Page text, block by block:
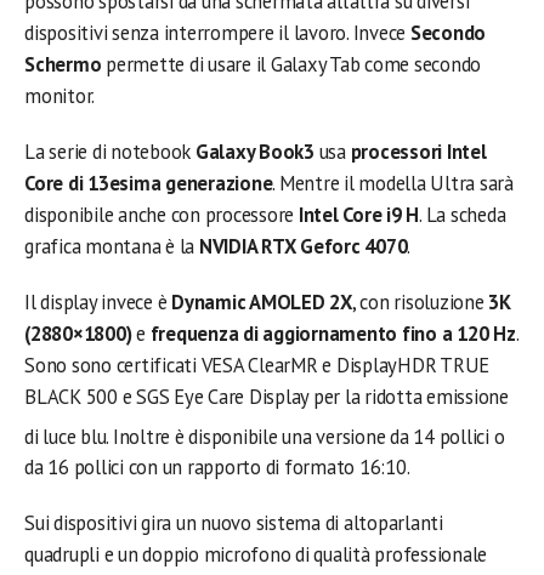
dispositivi senza interrompere il lavoro. Invece Secondo
Schermo permette di usare il Galaxy Tab come secondo
monitor.
La serie di notebook Galaxy Book3 usa processori Intel
Core di 13esima generazione. Mentre il modella Ultra sarà
disponibile anche con processore Intel Core i9 H. La scheda
grafica montana è la NVIDIA RTX Geforc 4070.
Il display invece è Dynamic AMOLED 2X, con risoluzione 3K
(2880×1800)e frequenza di aggiornamento fino a 120 Hz.
Sono sono certificati VESA ClearMR e DisplayHDR TRUE
BLACK 500 e SGS Eye Care Display per la ridotta emissione
di luce blu. Inoltre è disponibile una versione da 14 pollici o
da 16 pollici con un rapporto di formato 16:10.
Sui dispositivi gira un nuovo sistema di altoparlanti
quadrupli e un doppio microfono di qualità professionale